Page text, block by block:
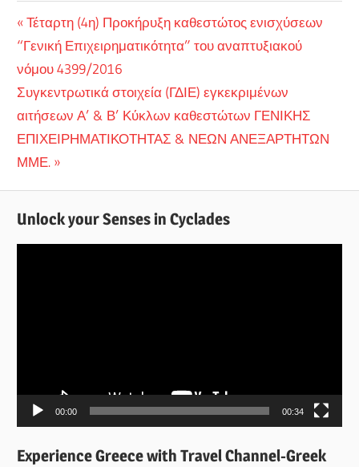
Πλοήγηση
άρθρων
Previous
Post:
Τέταρτη (4η) Προκήρυξη καθεστώτος ενισχύσεων
“Γενική Επιχειρηματικότητα” του αναπτυξιακού
νόμου 4399/2016
Next
Post:
Συγκεντρωτικά στοιχεία (ΓΔΙΕ) εγκεκριμένων
αιτήσεων Α’ & Β’ Κύκλων καθεστώτων ΓΕΝΙΚΗΣ
ΕΠΙΧΕΙΡΗΜΑΤΙΚΟΤΗΤΑΣ & ΝΕΩΝ ΑΝΕΞΑΡΤΗΤΩΝ
ΜΜΕ.
Unlock your Senses in Cyclades
00:00 00:34
Experience Greece with Travel Channel-Greek